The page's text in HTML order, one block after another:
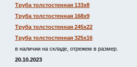
Труба толстостенная 133х8
Труба толстостенная 168х9
Труба толстостенная 245х22
Труба толстостенная 325х16
в наличии на складе, отрежем в размер.
20.10.2023